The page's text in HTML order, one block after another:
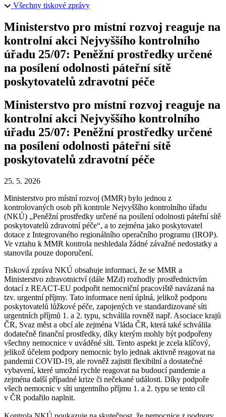
Všechny tiskové zprávy
Ministerstvo pro místní rozvoj reaguje na
kontrolní akci Nejvyššího kontrolního
úřadu 25/07: Peněžní prostředky určené
na posílení odolnosti páteřní sítě
poskytovatelů zdravotní péče
Ministerstvo pro místní rozvoj reaguje na
kontrolní akci Nejvyššího kontrolního
úřadu 25/07: Peněžní prostředky určené
na posílení odolnosti páteřní sítě
poskytovatelů zdravotní péče
25. 5. 2026
Ministerstvo pro místní rozvoj (MMR) bylo jednou z
kontrolovaných osob při kontrole Nejvyššího kontrolního úřadu
(NKÚ) „Peněžní prostředky určené na posílení odolnosti páteřní sítě
poskytovatelů zdravotní péče“, a to zejména jako poskytovatel
dotace z Integrovaného regionálního operačního programu (IROP).
Ve vztahu k MMR kontrola neshledala žádné závažné nedostatky a
stanovila pouze doporučení.
Tisková zpráva NKÚ obsahuje informaci, že se MMR a
Ministerstvo zdravotnictví (dále MZd) rozhodly prostřednictvím
dotací z REACT-EU podpořit nemocniční pracoviště navázaná na
tzv. urgentní příjmy. Tato informace není úplná, jelikož podporu
poskytovatelů lůžkové péče, zapojených ve standardizované síti
urgentních příjmů 1. a 2. typu, schválila rovněž např. Asociace krajů
ČR, Svaz měst a obcí ale zejména Vláda ČR, která také schválila
dodatečně finanční prostředky, díky kterým mohly být podpořeny
všechny nemocnice v uváděné síti. Tento aspekt je zcela klíčový,
jelikož účelem podpory nemocnic bylo jednak aktivně reagovat na
pandemii COVID-19, ale rovněž zajistit flexibilní a dostatečné
vybavení, které umožní rychle reagovat na budoucí pandemie a
zejména další případné krize či nečekané události. Díky podpoře
všech nemocnic v síti urgentního příjmu 1. a 2. typu se tento cíl
v ČR podařilo naplnit.